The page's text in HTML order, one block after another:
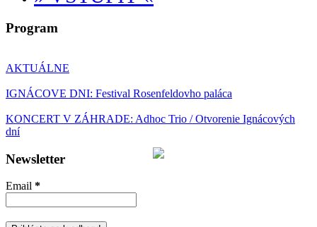
Program
AKTUÁLNE
IGNÁCOVE DNI: Festival Rosenfeldovho paláca
KONCERT V ZÁHRADE: Adhoc Trio / Otvorenie Ignácových
dní
Newsletter
Email *